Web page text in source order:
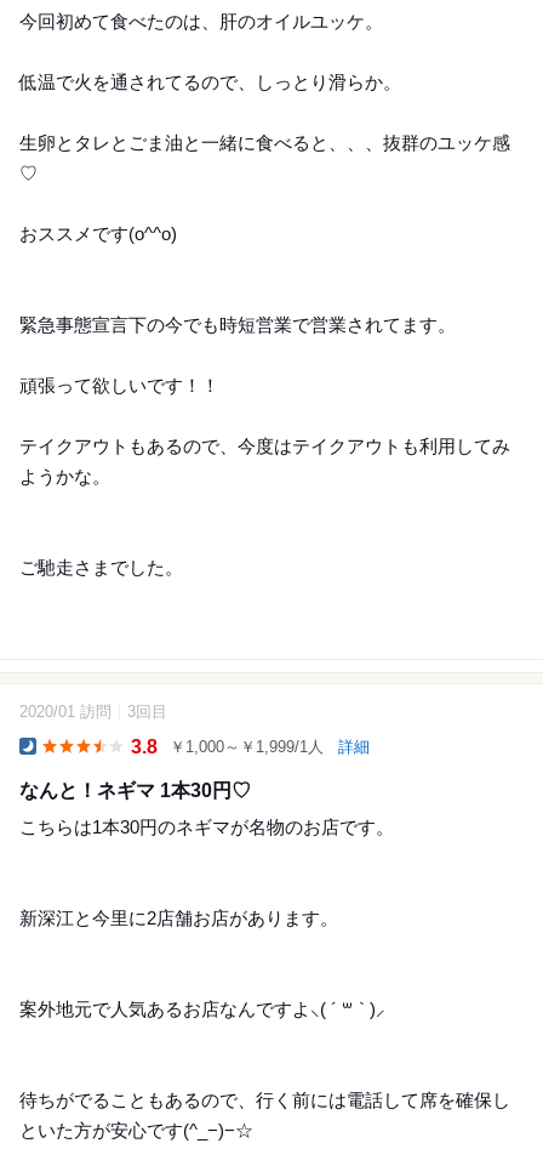
今回初めて食べたのは、肝のオイルユッケ。
低温で火を通されてるので、しっとり滑らか。
生卵とタレとごま油と一緒に食べると、、、抜群のユッケ感
♡
おススメです(o^^o)
緊急事態宣言下の今でも時短営業で営業されてます。
頑張って欲しいです！！
テイクアウトもあるので、今度はテイクアウトも利用してみ
ようかな。
ご馳走さまでした。
13
2020/01 訪問 3回目
3.8 ￥1,000～￥1,999/1人 詳細
なんと！ネギマ 1本30円♡
こちらは1本30円のネギマが名物のお店です。
新深江と今里に2店舗お店があります。
案外地元で人気あるお店なんですよ⸜( ´ ꒳ ` )⸝
待ちがでることもあるので、行く前には電話して席を確保し
といた方が安心です(^_−)−☆